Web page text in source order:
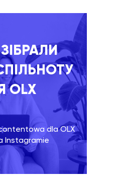
OLX
dla OLX
Instagramie